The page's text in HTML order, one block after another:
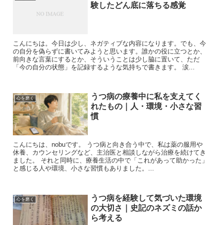
験したどん底に落ちる感覚
こんにちは。今日は少し、ネガティブな内容になります。でも、今
の自分を偽らずに書いてみようと思います。誰かの役に立つとか、
前向きな言葉にするとか、そういうことは少し脇に置いて、ただ
「今の自分の状態」を記録するような気持ちで書きます。 涙...
心を磨く
うつ病の療養中に私を支えてく
れたもの｜人・環境・小さな習
慣
こんにちは、nobuです。 うつ病と向き合う中で、私は薬の服用や
休養、カウンセリングなど、主治医と相談しながら治療を続けてき
ました。 それと同時に、療養生活の中で「これがあって助かった」
と感じる人や環境、小さな習慣もありました。...
心を磨く
うつ病を経験して気づいた環境
の大切さ｜史記のネズミの話か
ら考える